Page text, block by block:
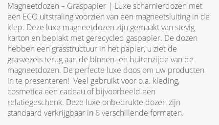
Magneetdozen – Graspapier | Luxe scharnierdozen met
een ECO uitstraling voorzien van een magneetsluiting in de
klep. Deze luxe magneetdozen zijn gemaakt van stevig
karton en beplakt met gerecycled gaspapier. De dozen
hebben een grasstructuur in het papier, u ziet de
grasvezels terug aan de binnen- en buitenzijde van de
magneetdozen. De perfecte luxe doos om uw producten
in te presenteren! Veel gebruikt voor o.a. kleding,
cosmetica een cadeau of bijvoorbeeld een
relatiegeschenk. Deze luxe onbedrukte dozen zijn
standaard verkrijgbaar in 6 verschillende formaten.